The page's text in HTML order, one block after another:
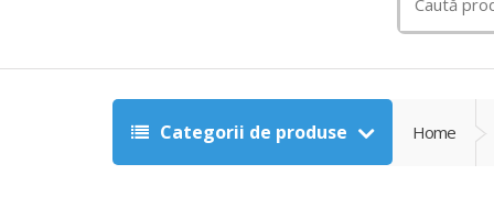
for:
Categorii de produse Home